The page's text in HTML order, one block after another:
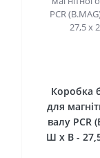
Коробка
для
валу PCR
Ш х В -